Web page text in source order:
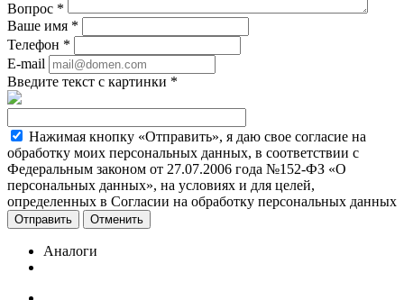
Вопрос *
Ваше имя *
Телефон *
E-mail
Введите текст с картинки *
Нажимая кнопку «Отправить», я даю свое согласие на
обработку моих персональных данных, в соответствии с
Федеральным законом от 27.07.2006 года №152-ФЗ «О
персональных данных», на условиях и для целей,
определенных в Согласии на обработку персональных данных
Отменить
Аналоги